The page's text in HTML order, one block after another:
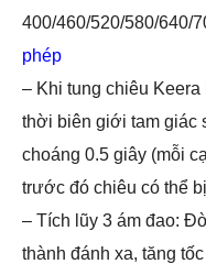
400/460/520/580/640/
phép
– Khi tung chiêu
thời biên giới tam giác
choáng 0.5 giây (mỗi
trước đó chiêu có thể
– Tích lũy 3 ám đao:
thành đánh xa, tăng